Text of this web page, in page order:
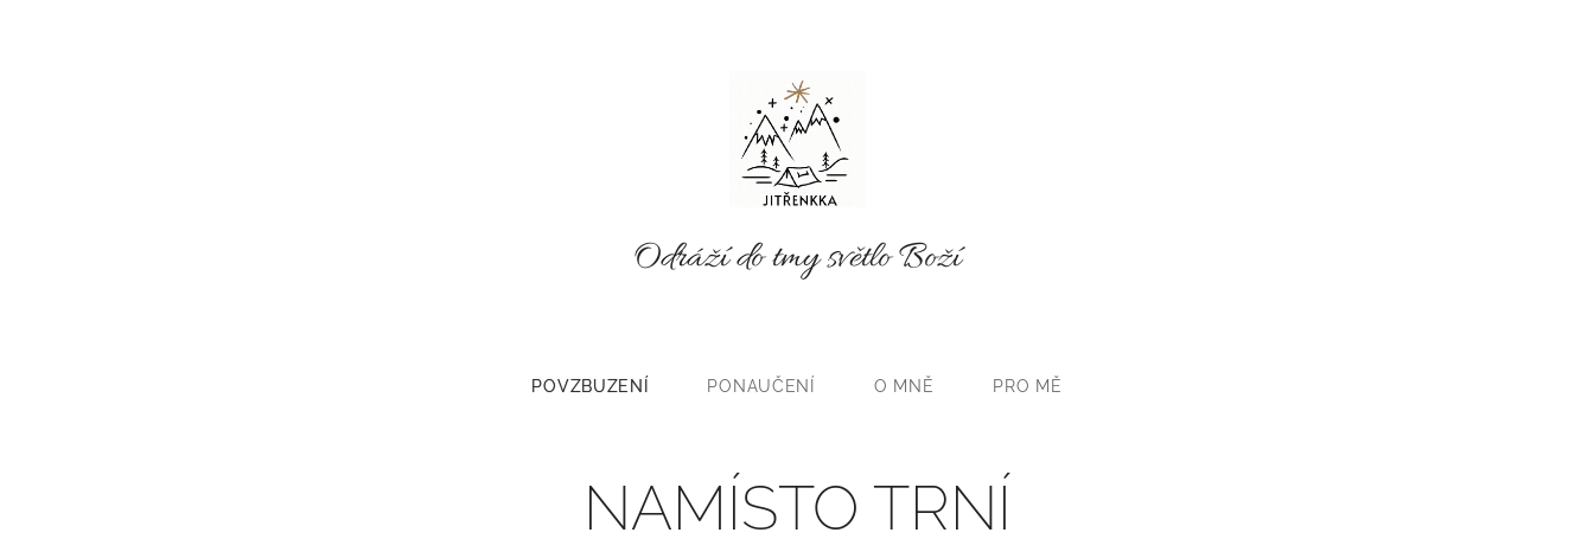
Odráží do tmy světlo Boží
POVZBUZENÍ PONAUČENÍ O MNĚ PRO MĚ
NAMÍSTO TRNÍ